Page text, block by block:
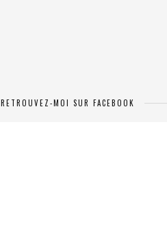
RETROUVEZ-MOI SUR FACEBOOK